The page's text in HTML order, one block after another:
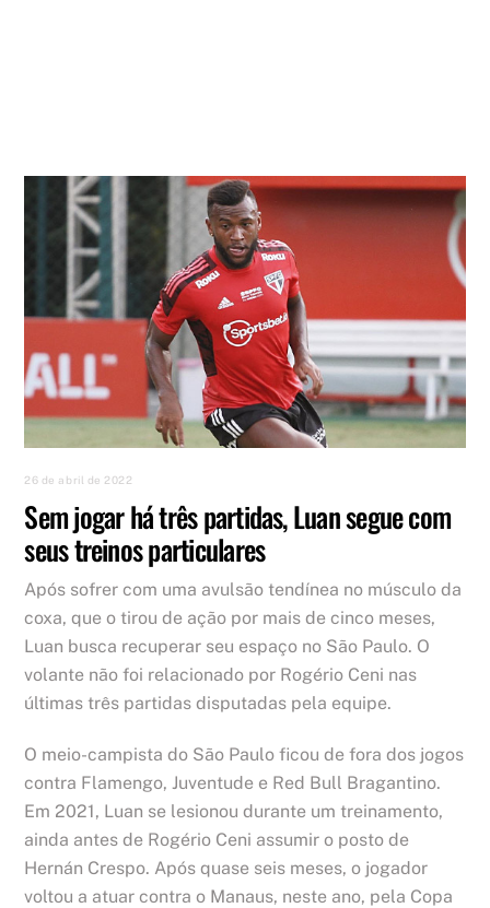
26 de abril de 2022
Sem jogar há três partidas, Luan segue com
seus treinos particulares
Após sofrer com uma avulsão tendínea no músculo da
coxa, que o tirou de ação por mais de cinco meses,
Luan busca recuperar seu espaço no São Paulo. O
volante não foi relacionado por Rogério Ceni nas
últimas três partidas disputadas pela equipe.
O meio-campista do São Paulo ficou de fora dos jogos
contra Flamengo, Juventude e Red Bull Bragantino.
Em 2021, Luan se lesionou durante um treinamento,
ainda antes de Rogério Ceni assumir o posto de
Hernán Crespo. Após quase seis meses, o jogador
voltou a atuar contra o Manaus, neste ano, pela Copa